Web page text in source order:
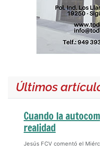
Últimos
Cuando la
realidad
Jesús FCV comentó el